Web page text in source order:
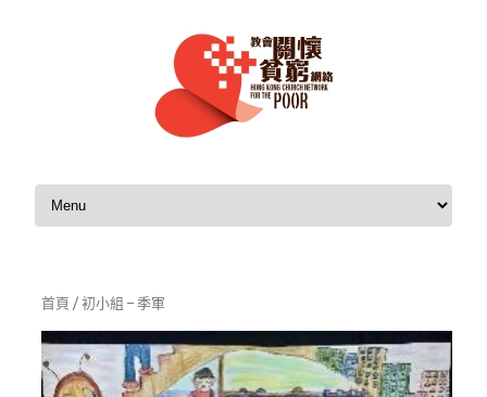
Skip to content
首頁 / 初小組 – 季軍